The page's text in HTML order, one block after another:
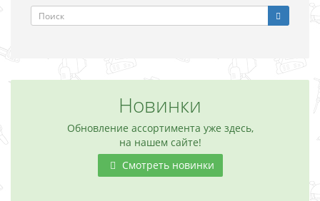
Новинки
Обновление ассортимента уже здесь,
на нашем сайте!
Смотреть новинки